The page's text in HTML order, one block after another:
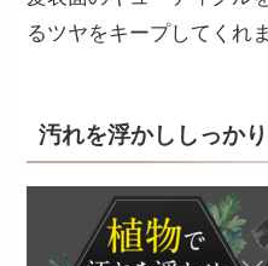
るツヤをキープしてくれ
汚れを浮かししっか